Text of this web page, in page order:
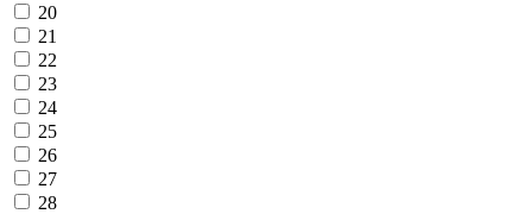
20
21
22
23
24
25
26
27
28